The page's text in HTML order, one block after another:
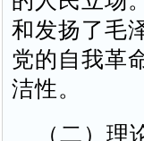
和发扬了毛
党的自我革
洁性。
（二）理